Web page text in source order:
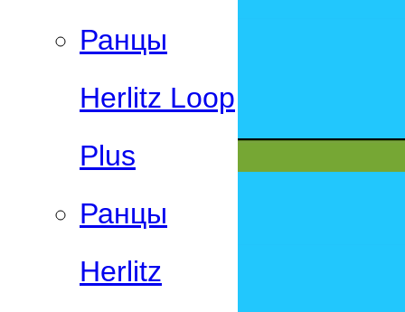
Ранцы
Herlitz Loop
Plus
Ранцы
Herlitz